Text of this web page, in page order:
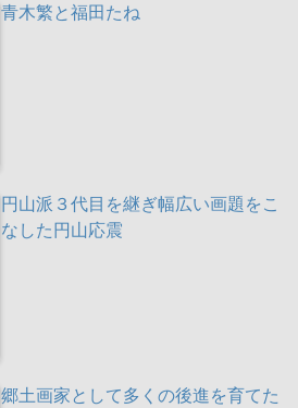
青木繁と福田たね
円山派３代目を継ぎ幅広い画題をこ
なした円山応震
郷土画家として多くの後進を育てた